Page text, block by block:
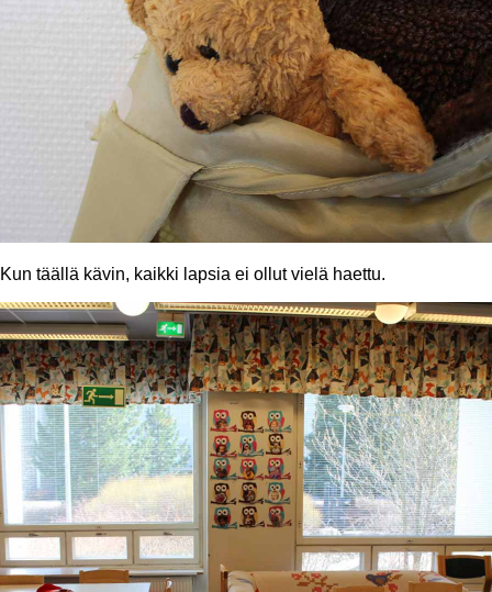
Kun täällä kävin, kaikki lapsia ei ollut vielä haettu.